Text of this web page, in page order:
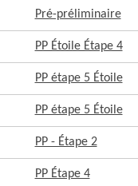
Pré-préliminaire
PP Étoile Étape 4
PP étape 5 Étoile
PP étape 5 Étoile
PP - Étape 2
PP Étape 4